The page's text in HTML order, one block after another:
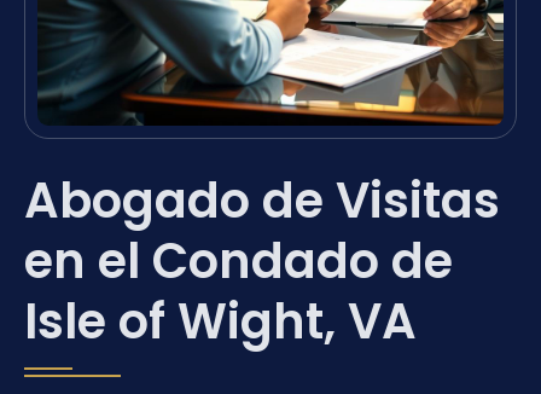
Abogado de Visitas
en el Condado de
Isle of Wight, VA